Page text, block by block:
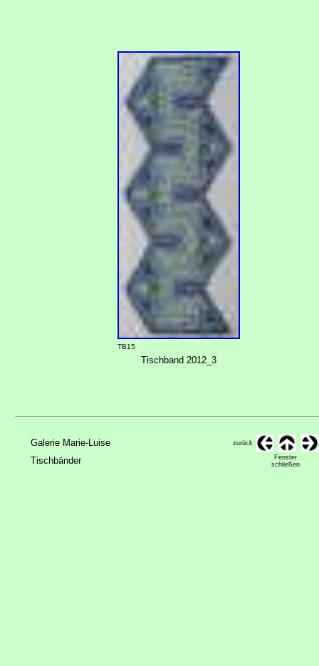
TB15
Tischband 2012_3
Galerie Marie-Luise zurück
Tischbänder
Fenster
schließen